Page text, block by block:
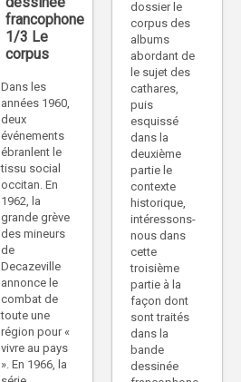
dossier le
corpus des
albums
abordant de
le sujet des
cathares,
puis
esquissé
dans la
deuxième
partie le
contexte
historique,
intéressons-
nous dans
cette
troisième
partie à la
façon dont
sont traités
dans la
bande
dessinée
francophone
1/3 Le
corpus
Dans les
années 1960,
deux
événements
ébranlent le
tissu social
occitan. En
1962, la
grande grève
des mineurs
de
Decazeville
annonce le
combat de
toute une
région pour «
vivre au pays
». En 1966, la